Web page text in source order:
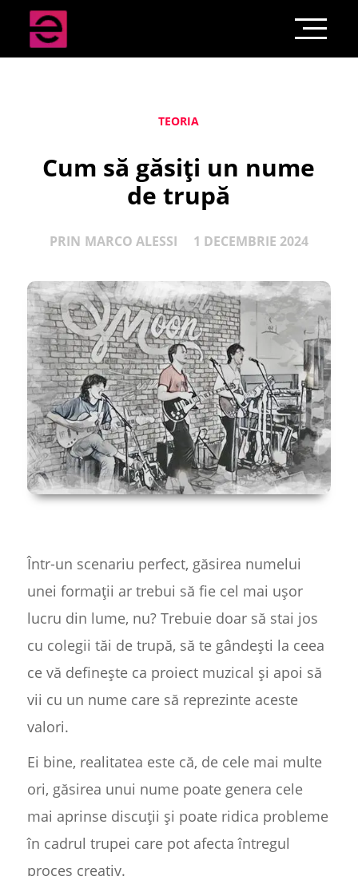
TEORIA
Cum să găsiți un nume
de trupă
PRIN MARCO ALESSI 1 DECEMBRIE 2024
Într-un scenariu perfect, găsirea numelui
unei formații ar trebui să fie cel mai ușor
lucru din lume, nu? Trebuie doar să stai jos
cu colegii tăi de trupă, să te gândești la ceea
ce vă definește ca proiect muzical și apoi să
vii cu un nume care să reprezinte aceste
valori.
Ei bine, realitatea este că, de cele mai multe
ori, găsirea unui nume poate genera cele
mai aprinse discuții și poate ridica probleme
în cadrul trupei care pot afecta întregul
proces creativ.